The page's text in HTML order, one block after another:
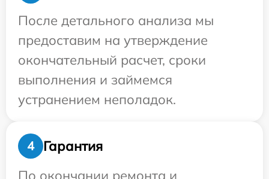
После детального анализа мы
предоставим на утверждение
окончательный расчет, сроки
выполнения и займемся
устранением неполадок.
4
Гарантия
По окончании ремонта и